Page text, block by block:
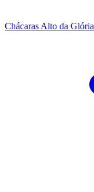
Chácaras Alto da Glória